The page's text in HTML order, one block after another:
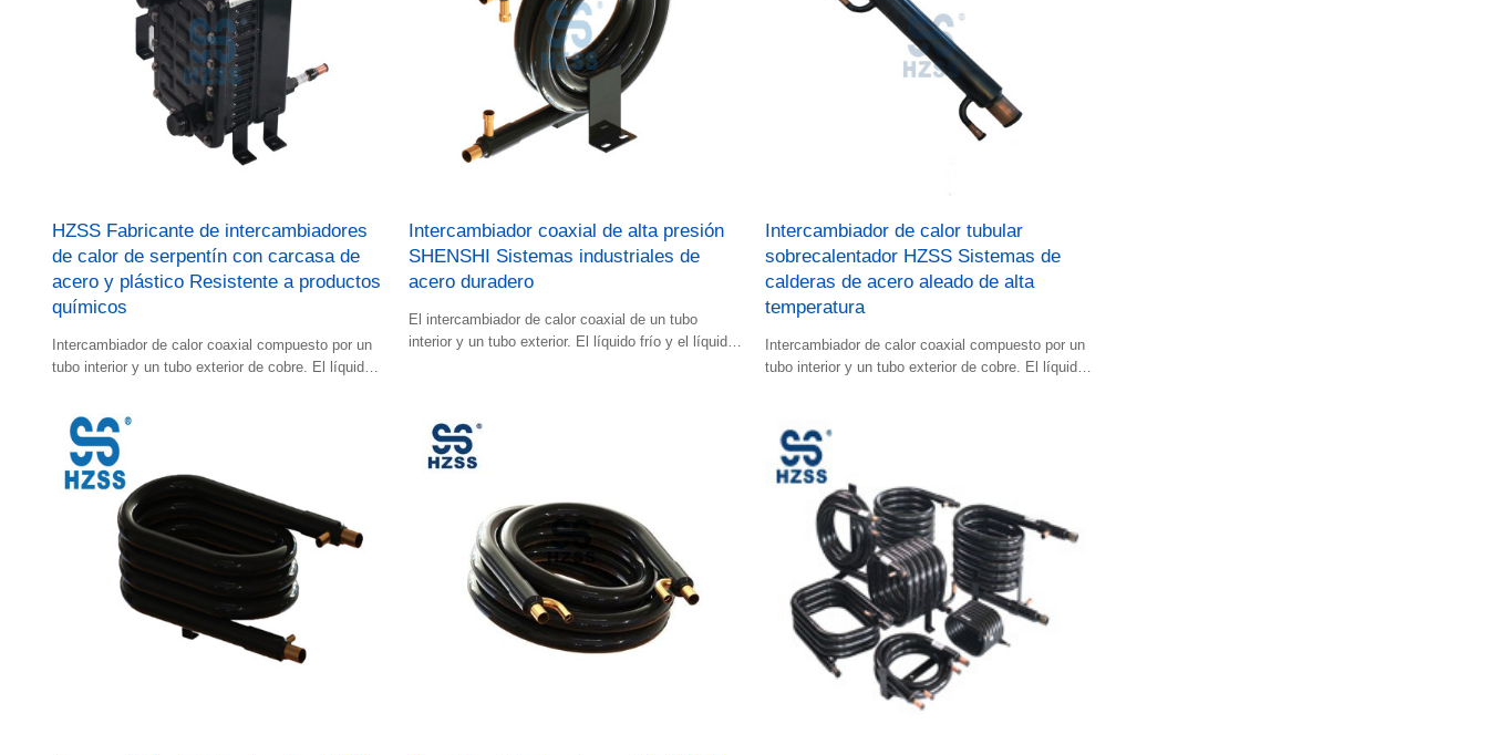
HZSS Fabricante de intercambiadores
de calor de serpentín con carcasa de
acero y plástico Resistente a productos
químicos
Intercambiador de calor coaxial compuesto por un
tubo interior y un tubo exterior de cobre. El líquido
Intercambiador coaxial de alta presión
SHENSHI Sistemas industriales de
acero duradero
El intercambiador de calor coaxial de un tubo
interior y un tubo exterior. El líquido frío y el líquido
Intercambiador de calor tubular
sobrecalentador HZSS Sistemas de
calderas de acero aleado de alta
temperatura
Intercambiador de calor coaxial compuesto por un
tubo interior y un tubo exterior de cobre. El líquido